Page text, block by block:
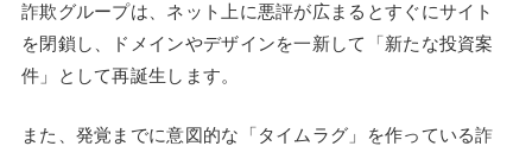
詐欺グループは、ネット上に悪評が広まるとすぐにサイト
を閉鎖し、ドメインやデザインを一新して「新たな投資案
件」として再誕生します。
また、発覚までに意図的な「タイムラグ」を作っている詐